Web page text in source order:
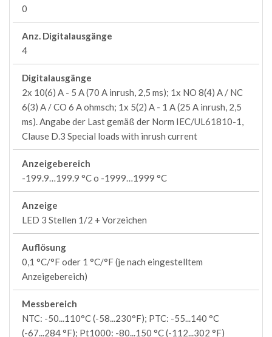
0
Anz. Digitalausgänge
4
Digitalausgänge
2x 10(6) A - 5 A (70 A inrush, 2,5 ms); 1x NO 8(4) A / NC
6(3) A / CO 6 A ohmsch; 1x 5(2) A - 1 A (25 A inrush, 2,5
ms). Angabe der Last gemäß der Norm IEC/UL61810-1,
Clause D.3 Special loads with inrush current
Anzeigebereich
-199.9…199.9 °C o -1999…1999 °C
Anzeige
LED 3 Stellen 1/2 + Vorzeichen
Auflösung
0,1 °C/°F oder 1 °C/°F (je nach eingestelltem
Anzeigebereich)
Messbereich
NTC: -50...110°C (-58...230°F); PTC: -55...140 °C
(-67...284 °F); Pt1000: -80...150 °C (-112...302 °F)